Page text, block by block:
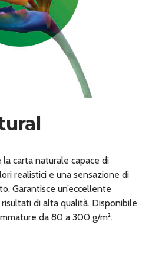
carta naturale capace di
realistici e una sensazione di
Garantisce un’eccellente
di alta qualità. Disponibile
da 80 a 300 g/m².